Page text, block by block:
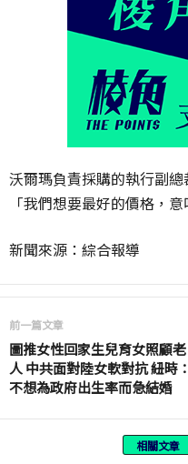
沃爾瑪負責採購的執行副
「我們想要最好的價格，
新聞來源：綜合報導
前一篇文章
圖推女性回家生兒育女照顧老
人 中共面對陸女軟對抗 紐時：
不想為政府出生率而急結婚
相關文章